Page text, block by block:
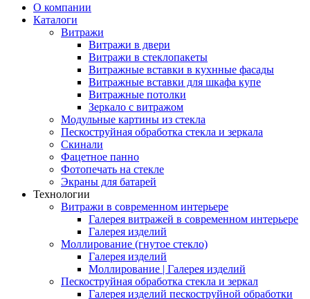
О компании
Каталоги
Витражи
Витражи в двери
Витражи в стеклопакеты
Витражные вставки в кухнные фасады
Витражные вставки для шкафа купе
Витражные потолки
Зеркало с витражом
Модульные картины из стекла
Пескоструйная обработка стекла и зеркала
Скинали
Фацетное панно
Фотопечать на стекле
Экраны для батарей
Технологии
Витражи в современном интерьере
Галерея витражей в современном интерьере
Галерея изделий
Моллирование (гнутое стекло)
Галерея изделий
Моллирование | Галерея изделий
Пескоструйная обработка стекла и зеркал
Галерея изделий пескоструйной обработки